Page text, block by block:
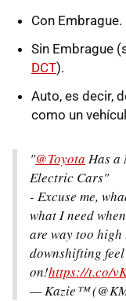
Con Embrague.
Sin Embrague
DCT).
Auto, es decir,
como un
"@Toyota Has a
Electric Cars"
- Excuse me,
what I need when
are way too
downshifting
on!https://t.co/
— Kazie™